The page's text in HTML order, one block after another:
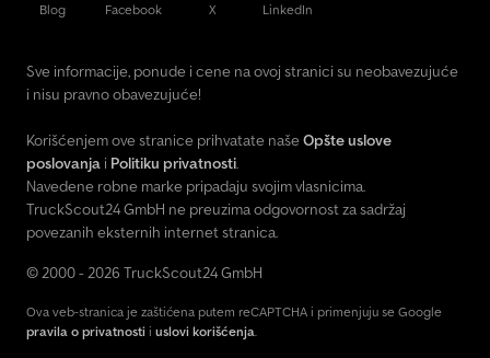
Blog Facebook X LinkedIn
Sve informacije, ponude i cene na ovoj stranici su neobavezujuće
i nisu pravno obavezujuće!
Korišćenjem ove stranice prihvatate naše Opšte uslove
poslovanja i Politiku privatnosti.
Navedene robne marke pripadaju svojim vlasnicima.
TruckScout24 GmbH ne preuzima odgovornost za sadržaj
povezanih eksternih internet stranica.
© 2000 - 2026 TruckScout24 GmbH
Ova veb-stranica je zaštićena putem reCAPTCHA i primenjuju se Google
pravila o privatnosti i uslovi korišćenja.